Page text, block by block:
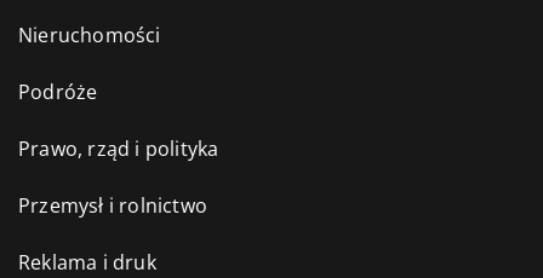
Nieruchomości
Podróże
Prawo, rząd i polityka
Przemysł i rolnictwo
Reklama i druk